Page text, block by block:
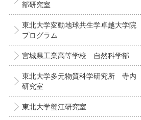
部研究室
東北大学変動地球共生学卓越大学院
プログラム
宮城県工業高等学校 自然科学部
東北大学多元物質科学研究所 寺内
研究室
東北大学蟹江研究室